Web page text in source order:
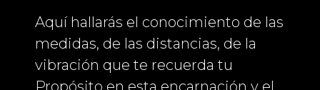
Aquí hallarás el conocimiento de las
medidas, de las distancias, de la
vibración que te recuerda tu
Propósito en esta encarnación y el